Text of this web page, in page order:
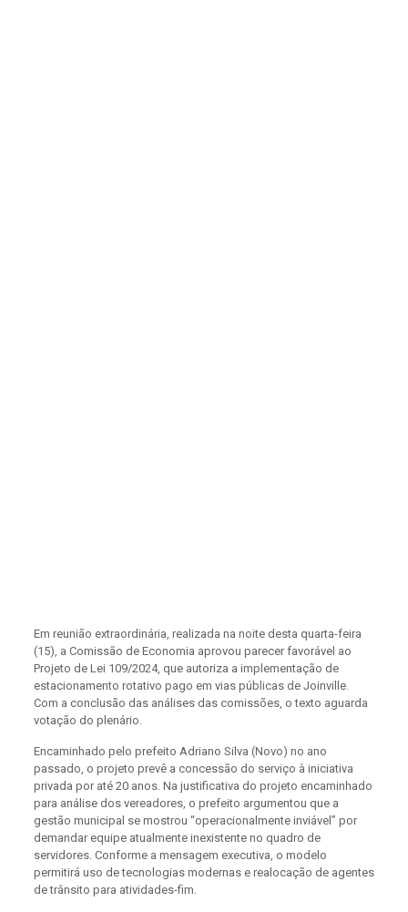
Em reunião extraordinária, realizada na noite desta quarta-feira
(15), a Comissão de Economia aprovou parecer favorável ao
Projeto de Lei 109/2024, que autoriza a implementação de
estacionamento rotativo pago em vias públicas de Joinville.
Com a conclusão das análises das comissões, o texto aguarda
votação do plenário.
Encaminhado pelo prefeito Adriano Silva (Novo) no ano
passado, o projeto prevê a concessão do serviço à iniciativa
privada por até 20 anos. Na justificativa do projeto encaminhado
para análise dos vereadores, o prefeito argumentou que a
gestão municipal se mostrou “operacionalmente inviável” por
demandar equipe atualmente inexistente no quadro de
servidores. Conforme a mensagem executiva, o modelo
permitirá uso de tecnologias modernas e realocação de agentes
de trânsito para atividades-fim.